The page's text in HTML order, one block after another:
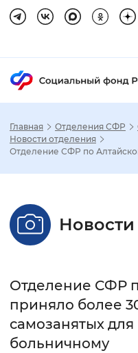
Настройка
Стандартный
Без
Главная Отделения СФР
Новости отделения
Отделение СФР по
Отделение СФР
приняло более
самозанятых
больничному